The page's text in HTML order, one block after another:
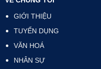
GIỚI THIỆU
TUYỂN DỤNG
VĂN HOÁ
NHÂN SỰ